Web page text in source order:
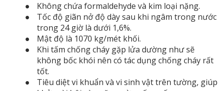
●
Không chứa formaldehyde và kim loại nặng.
●
Tốc độ giãn nở độ dày sau khi ngâm trong nước
trong 24 giờ là dưới 1,6%.
●
Mật độ là 1070 kg/mét khối.
●
Khi tấm chống cháy gặp lửa dường như sẽ
không bốc khói nên có tác dụng chống cháy rất
tốt.
●
Tiêu diệt vi khuẩn và vi sinh vật trên tường, giúp